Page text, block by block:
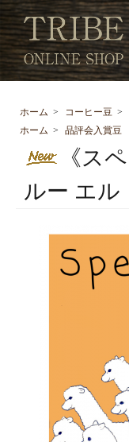
ホーム > コーヒー豆 >
ホーム > 品評会入賞豆
《ス
ルー エル